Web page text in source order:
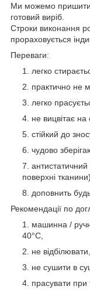
Ми можемо пришити
готовий виріб.
Строки виконання
прораховується
Переваги:
легко
практично не
легко
не вицвітає на
стійкий до
чудово
поверхні тканини)
доповнить
Рекомендації по
машинна /
40°C,
не відбілювати,
не сушити в
прасувати при